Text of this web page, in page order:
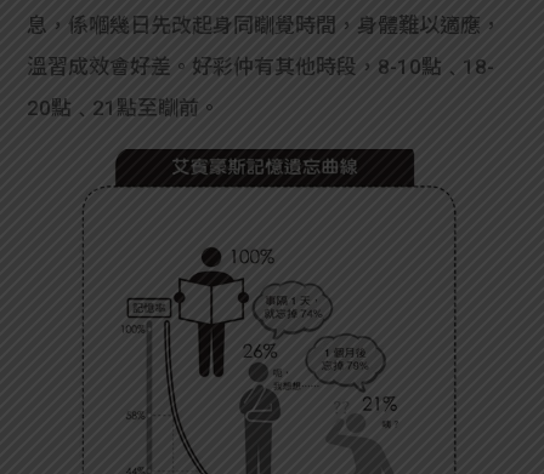
息，係嗰幾日先改起身同瞓覺時間，身體難以適應，
溫習成效會好差。好彩仲有其他時段，8-10點﹑18-
20點﹑21點至瞓前。